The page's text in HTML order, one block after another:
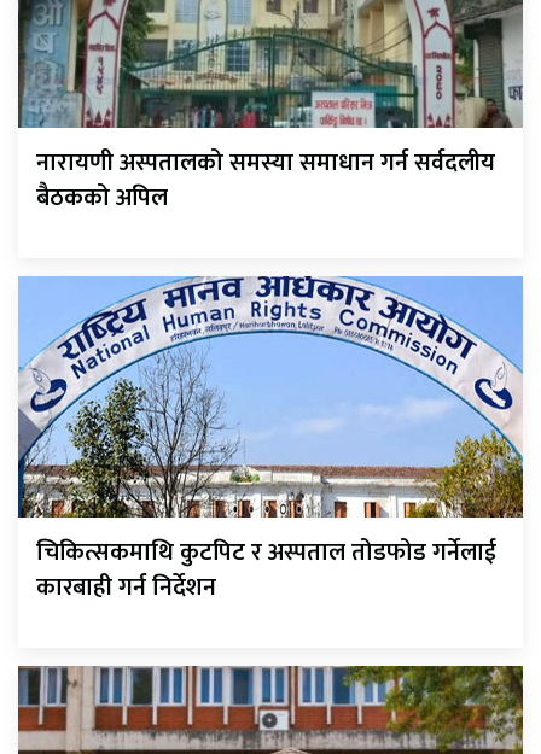
नारायणी अस्पतालको समस्या समाधान गर्न सर्वदलीय
बैठकको अपिल
चिकित्सकमाथि कुटपिट र अस्पताल तोडफोड गर्नेलाई
कारबाही गर्न निर्देशन